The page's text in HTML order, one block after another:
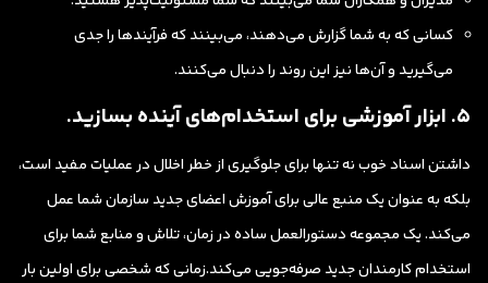
کسانی که به شما گزارش می‌دهند، می‌بینند که فرآیندها را جدی
می‌گیرید و آن‌ها نیز این روند را دنبال می‌کنند.
5. ابزار آموزشی برای استخدام‌های آینده بسازید.
داشتن اسناد خوب نه تنها برای جلوگیری از خطر اخلال در عملیات مفید است،
بلکه به عنوان یک منبع عالی برای آموزش اعضای جدید سازمان شما عمل
می‌کند. یک مجموعه دستورالعمل ساده در زمان، تلاش و منابع شما برای
استخدام کارمندان جدید صرفه‌جویی می‌کند.زمانی که شخصی برای اولین بار